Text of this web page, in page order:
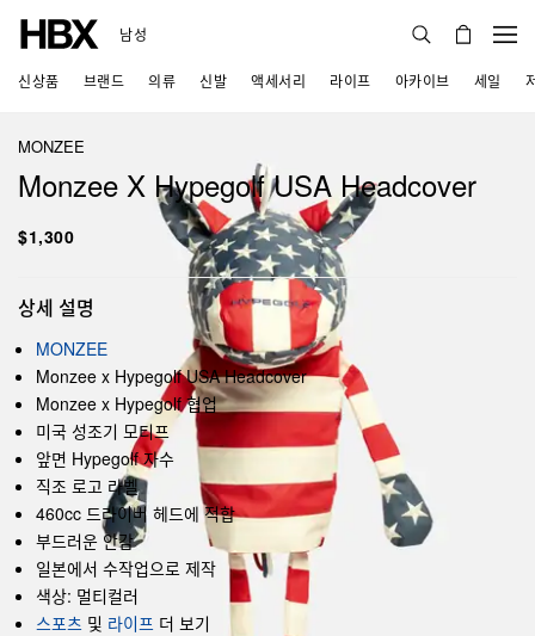
남성
신상품 브랜드 의류 신발 액세서리 라이프 아카이브 세일
MONZEE
Monzee X Hypegolf USA Headcover
$1,300
상세 설명
MONZEE
Monzee x Hypegolf USA Headcover
Monzee x Hypegolf 협업
미국 성조기 모티프
앞면 Hypegolf 자수
직조 로고 라벨
460cc 드라이버 헤드에 적합
부드러운 안감
일본에서 수작업으로 제작
색상: 멀티컬러
스포츠 및 라이프 더 보기